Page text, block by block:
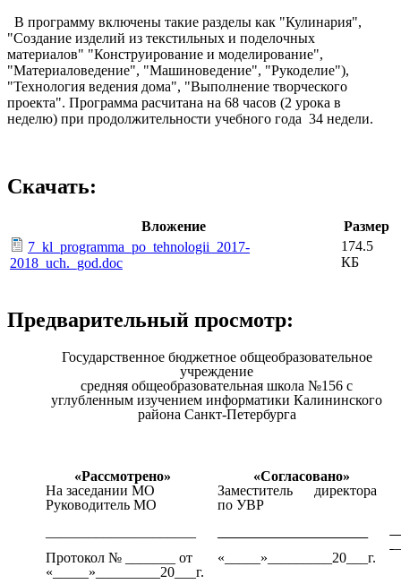
В программу включены такие разделы как "Кулинария",
"Создание изделий из текстильных и поделочных
материалов" "Конструирование и моделирование",
"Материаловедение", "Машиноведение", "Рукоделие"),
"Технология ведения дома", "Выполнение творческого
проекта". Программа расчитана на 68 часов (2 урока в
неделю) при продолжительности учебного года 34 недели.
Скачать:
Вложение
Размер
7_kl_programma_po_tehnologii_2017-
2018_uch._god.doc
174.5
КБ
Предварительный просмотр:
Государственное бюджетное общеобразовательное
учреждение
средняя общеобразовательная школа №156 с
углубленным изучением информатики Калининского
района Санкт-Петербурга
«Рассмотрено»
На заседании МО
Руководитель МО
Протокол № _______ от
«_____»_________20___г.
«Согласовано»
Заместитель директора
по УВР
«_____»_________20___г.